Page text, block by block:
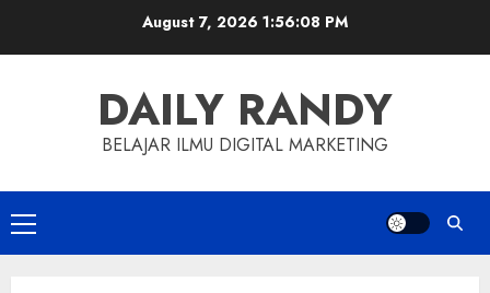
August 7, 2026 1:56:09 PM
DAILY RANDY
BELAJAR ILMU DIGITAL MARKETING
Primary
Menu